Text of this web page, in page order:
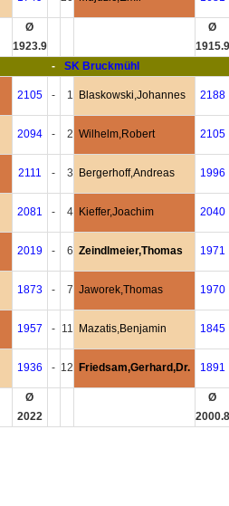
Ø
1923.9
Ø
1915.9
- SK Bruckmühl
2105 - 1 Blaskowski,Johannes 2188
2094 - 2 Wilhelm,Robert 2105
2111 - 3 Bergerhoff,Andreas 1996
2081 - 4 Kieffer,Joachim 2040
2019 - 6 Zeindlmeier,Thomas 1971
1873 - 7 Jaworek,Thomas 1970
1957 - 11 Mazatis,Benjamin 1845
1936 - 12 Friedsam,Gerhard,Dr. 1891
Ø
2022
Ø
2000.8